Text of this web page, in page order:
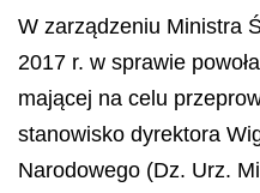
W zarządzeniu Ministra
2017 r. w sprawie
mającej na celu
stanowisko dyrektora
Narodowego (Dz. Urz.